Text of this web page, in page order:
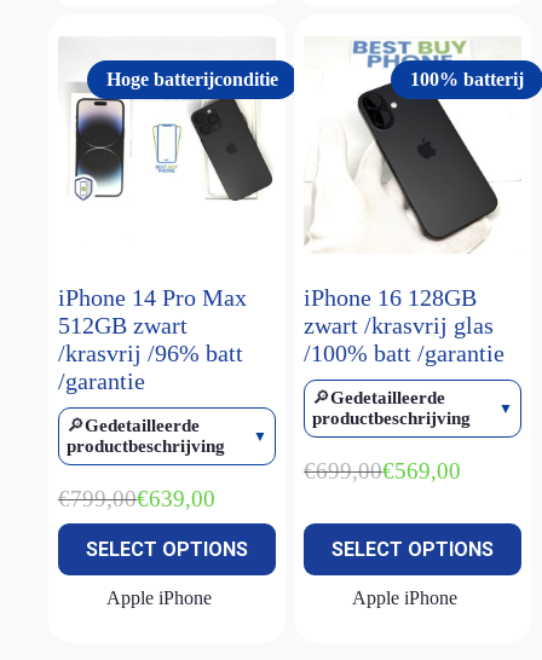
Hoge batterijconditie
iPhone 14 Pro Max
512GB zwart
/krasvrij /96% batt
/garantie
🔎Gedetailleerde
productbeschrijving
€799,00Oorspronkelijke
was:
€799,00.
€639,00
Huidige
is:
€639,00.
SELECT OPTIONS
Apple iPhone
100% batterij
iPhone 16 128GB
zwart /krasvrij glas
/100% batt /garantie
🔎Gedetailleerde
productbeschrijving
€699,00Oorspronkelijke
was:
€699,00.
€569,00
Huidige
is:
€569,00.
SELECT OPTIONS
Apple iPhone